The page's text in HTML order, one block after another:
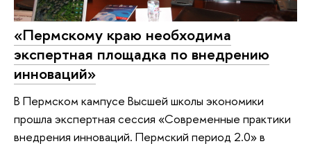
«Пермскому краю необходима
экспертная площадка по внедрению
инноваций»
В Пермском кампусе Высшей школы экономики
прошла экспертная сессия «Современные практики
внедрения инноваций. Пермский период 2.0» в